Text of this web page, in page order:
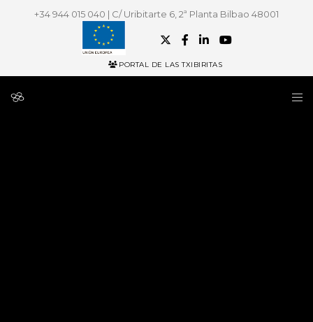
+34 944 015 040 | C/ Uribitarte 6, 2ª Planta Bilbao 48001
PORTAL DE LAS TXIBIRITAS